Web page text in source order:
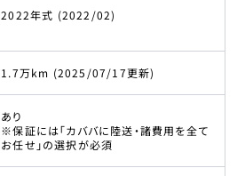
2022年式 (2022/02)
1.7万km (2025/07/17更新)
あり
※保証には「カババに陸送・諸費用を全て
お任せ」の選択が必須